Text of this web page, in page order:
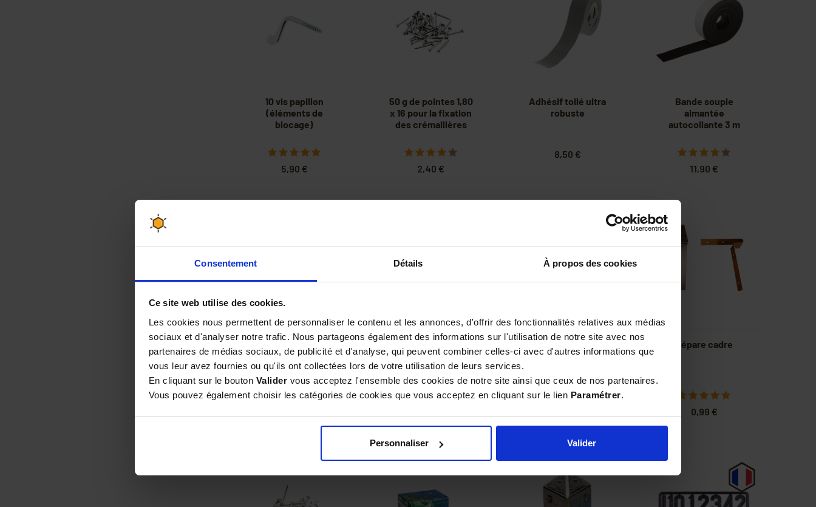
Consentement Détails À propos des cookies
Ce site web utilise des cookies.
Les cookies nous permettent de personnaliser le contenu et les annonces, d'offrir des fonctionnalités relatives aux médias
sociaux et d'analyser notre trafic. Nous partageons également des informations sur l'utilisation de notre site avec nos
partenaires de médias sociaux, de publicité et d'analyse, qui peuvent combiner celles-ci avec d'autres informations que
vous leur avez fournies ou qu'ils ont collectées lors de votre utilisation de leurs services.
En cliquant sur le bouton Valider vous acceptez l'ensemble des cookies de notre site ainsi que ceux de nos partenaires.
Vous pouvez également choisir les catégories de cookies que vous acceptez en cliquant sur le lien Paramétrer.
Personnaliser Valider
10 vis papillon
(éléments de
blocage)
5,90 €
50 g de pointes 1,80
x 16 pour la fixation
des crémaillères
2,40 €
Adhésif toilé ultra
robuste
8,50 €
Bande souple
aimantée
autocollante 3 m
11,90 €
500 g de pointes
pour crémaillères
(1,80 x 16)
100g de clous de
fixation
1 kg de pointes pour
ruches (3,00 x 70)
Répare cadre
0,99 €